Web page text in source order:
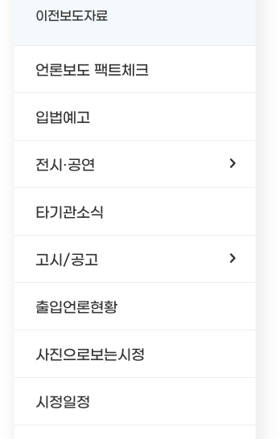
이전보도자료
언론보도 팩트체크
입법예고
전시·공연
타기관소식
고시/공고
출입언론현황
사진으로보는시정
시정일정